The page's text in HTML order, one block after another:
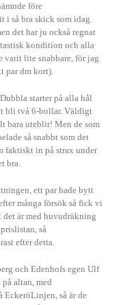
före
i så bra skick som idag.
det har ju också regnat
kondition och alla
varit lite snabbare, för jag
par dm kort).
starter på alla hål
bli två 6-bollar. Väldigt
bara uteblir! Men de som
så snabbt som det
faktiskt in på strax under
bra.
ett par hade bytt
många försök så fick vi
är med huvudräkning
så
efter detta.
och Edenhofs egen Ulf
altan, med
så är de